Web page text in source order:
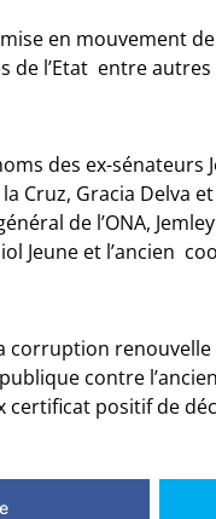
mise en mouvement
de l’Etat entre
des ex-sénateurs
Cruz, Gracia Delva
de l’ONA,
Jeune et l’ancien
corruption
contre
certificat positif de